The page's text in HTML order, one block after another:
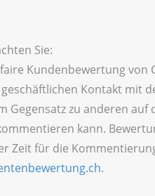
Sie:
Kundenbewertung von
Kontakt mit
Gegensatz zu anderen
kann.
Zeit für die
.